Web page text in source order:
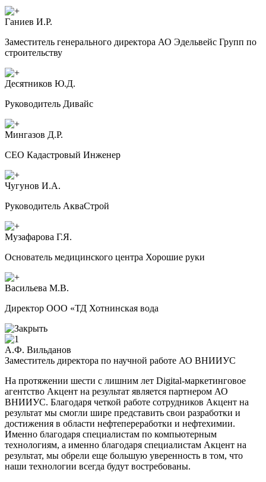
Ганиев И.Р.
Заместитель генерального директора АО Эдельвейс Групп по
строительству
Десятников Ю.Д.
Руководитель Дивайс
Мингазов Д.Р.
CEO Кадастровый Инженер
Чугунов И.А.
Руководитель АкваСтрой
Музафарова Г.Я.
Основатель медицинского центра Хорошие руки
Васильева М.В.
Директор ООО «ТД Хотнинская вода
А.Ф. Вильданов
Заместитель директора по научной работе АО ВНИИУС
На протяжении шести с лишним лет Digital-маркетинговое
агентство Акцент на результат является партнером АО
ВНИИУС. Благодаря четкой работе сотрудников Акцент на
результат мы смогли шире представить свои разработки и
достижения в области нефтепереработки и нефтехимии.
Именно благодаря специалистам по компьютерным
технологиям, а именно благодаря специалистам Акцент на
результат, мы обрели еще большую уверенность в том, что
наши технологии всегда будут востребованы.